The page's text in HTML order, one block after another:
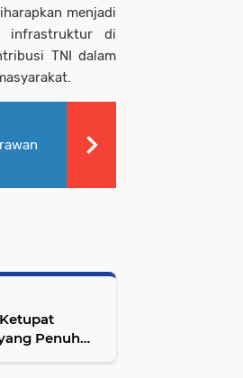
menjadi
infrastruktur di
TNI dalam
Penuh